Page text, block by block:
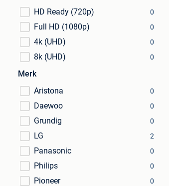
HD Ready (720p)
0
Full HD (1080p) 0
4k (UHD) 0
8k (UHD) 0
Merk
Aristona
0
Daewoo 0
Grundig 0
LG 2
Panasonic 0
Philips 0
Pioneer 0